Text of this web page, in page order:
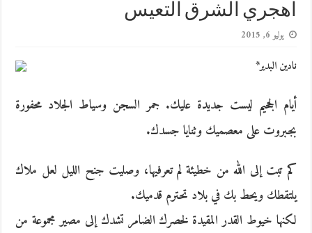
اهجري الشرق التعيس
يوليو 6, 2015
نادين البدير*
أيام الجحيم ليست جديدة عليك. جمر السجن وسياط الجلاد محفورة
بجبروت على معصميك وثنايا جسدك.
كم تبت إلى الله من خطيئة لم تعرفيها، وصليت جنح الليل لعل ملاك
يلتقطك ويحط بك في بلاد تحترم قدميك.
لكنها خيوط القدر المقيدة لخصرك الضامر تشدك إلى مصير مجموعة من